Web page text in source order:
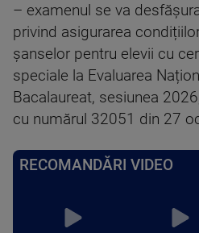
– examenul se va
privind asigurarea
șanselor pentru elevii cu
speciale la Evaluarea
Bacalaureat, sesiunea
cu numărul 32051 din 27
RECOMANDĂRI VIDEO